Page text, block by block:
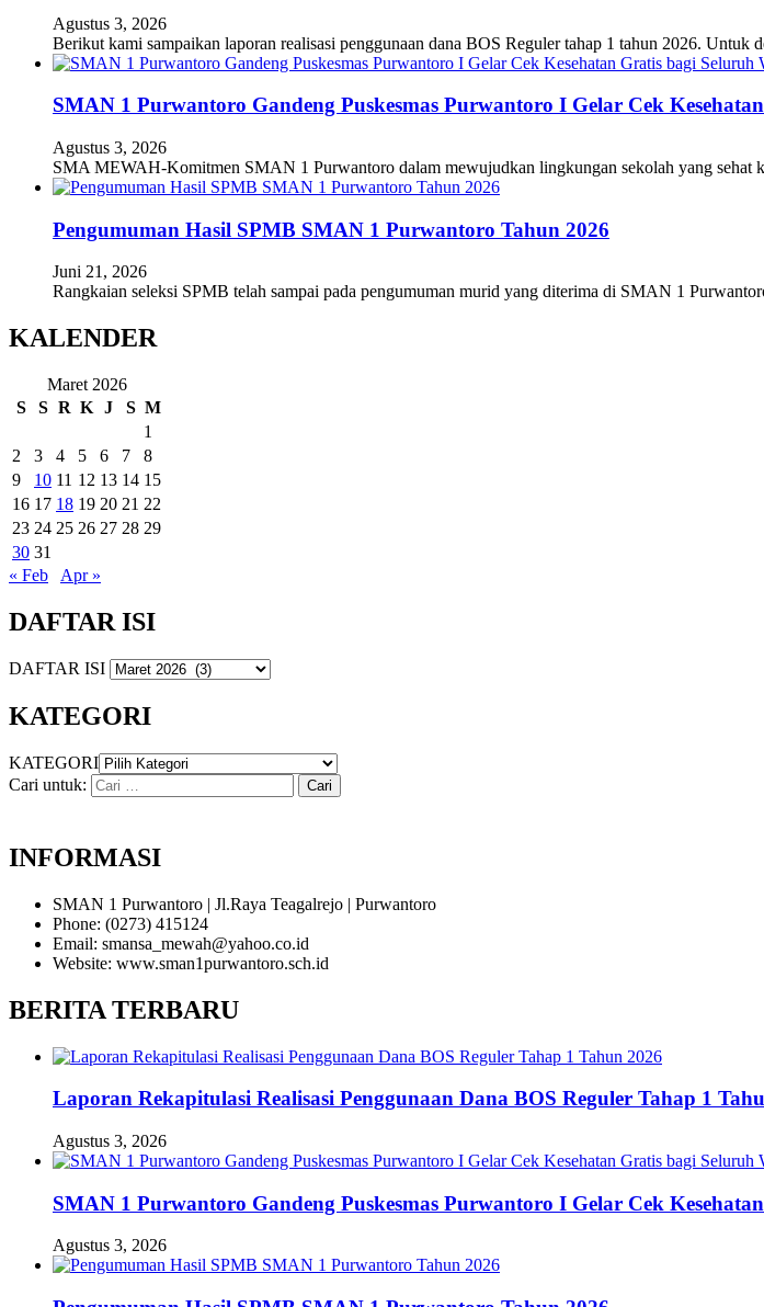
Agustus 3, 2026
Berikut kami sampaikan laporan realisasi penggunaan dana BOS Reguler tahap 1 tahun 2026. Untuk
SMAN 1 Purwantoro Gandeng Puskesmas Purwantoro I Gelar Cek
Agustus 3, 2026
SMA MEWAH-Komitmen SMAN 1 Purwantoro dalam mewujudkan lingkungan sekolah yang sehat
Pengumuman Hasil SPMB SMAN 1 Purwantoro Tahun 2026
Juni 21, 2026
Rangkaian seleksi SPMB telah sampai pada pengumuman murid yang diterima di SMAN 1
KALENDER
Maret 2026
S
S R K J S M
1
2
3 4 5 6 7
8
9
10 11 12 13 14 15
16 17 18 19 20 21 22
23 24 25 26 27 28 29
30 31
« Feb
Apr »
DAFTAR ISI
DAFTAR ISI
KATEGORI
KATEGORI
Cari untuk:
INFORMASI
SMAN 1 Purwantoro | Jl.Raya Teagalrejo | Purwantoro
Phone: (0273) 415124
Email: smansa_mewah@yahoo.co.id
Website: www.sman1purwantoro.sch.id
BERITA TERBARU
Laporan Rekapitulasi Realisasi Penggunaan Dana BOS Reguler Tahap 1
Agustus 3, 2026
SMAN 1 Purwantoro Gandeng Puskesmas Purwantoro I Gelar Cek
Agustus 3, 2026